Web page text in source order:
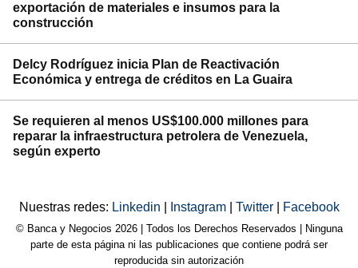
exportación de materiales e insumos para la
construcción
Delcy Rodríguez inicia Plan de Reactivación
Económica y entrega de créditos en La Guaira
Se requieren al menos US$100.000 millones para
reparar la infraestructura petrolera de Venezuela,
según experto
Nuestras redes: Linkedin Instagram Twitter Facebook
© Banca y Negocios 2026 | Todos los Derechos Reservados | Ninguna
parte de esta página ni las publicaciones que contiene podrá ser
reproducida sin autorización